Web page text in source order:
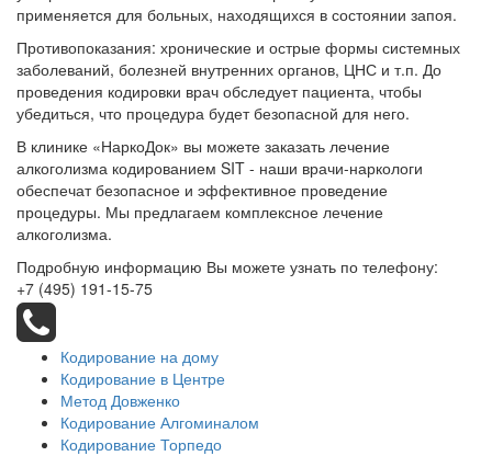
применяется для больных, находящихся в состоянии запоя.
Противопоказания: хронические и острые формы системных
заболеваний, болезней внутренних органов, ЦНС и т.п. До
проведения кодировки врач обследует пациента, чтобы
убедиться, что процедура будет безопасной для него.
В клинике «НаркоДок» вы можете заказать лечение
алкоголизма кодированием SIT - наши врачи-наркологи
обеспечат безопасное и эффективное проведение
процедуры. Мы предлагаем комплексное лечение
алкоголизма.
Подробную информацию Вы можете узнать по телефону:
+7 (495) 191-15-75
Кодирование на дому
Кодирование в Центре
Метод Довженко
Кодирование Алгоминалом
Кодирование Торпедо